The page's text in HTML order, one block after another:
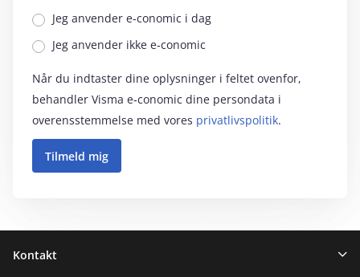
Jeg anvender e‑conomic i dag
Jeg anvender ikke e‑conomic
Når du indtaster dine oplysninger i feltet ovenfor,
behandler Visma e‑conomic dine persondata i
overensstemmelse med vores privatlivspolitik.
Sidefod
Kontakt